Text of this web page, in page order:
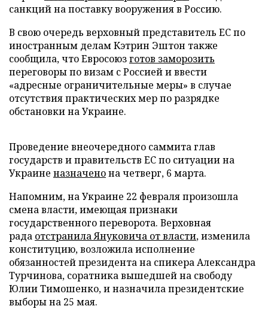
санкций на поставку вооружения в Россию.
В свою очередь верховный представитель ЕС по
иностранным делам Кэтрин Эштон также
сообщила, что Евросоюзготов заморозить
переговоры по визам с Россией и ввести
«адресные ограничительные меры» в случае
отсутствия практических мер по разрядке
обстановки на Украине.
Проведение внеочередного саммита глав
государств и правительств ЕС по ситуации на
Украине назначенона четверг, 6 марта.
Напомним, на Украине 22 февраля произошла
смена власти, имеющая признаки
государственного переворота. Верховная
рада отстранила Януковича от власти, изменила
конституцию, возложила исполнение
обязанностей президента на спикера Александра
Турчинова, соратника вышедшей на свободу
Юлии Тимошенко, и назначила президентские
выборы на 25 мая.